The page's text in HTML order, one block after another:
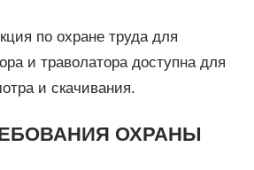
по охране труда для
и траволатора доступна для
и скачивания.
ОХРАНЫ